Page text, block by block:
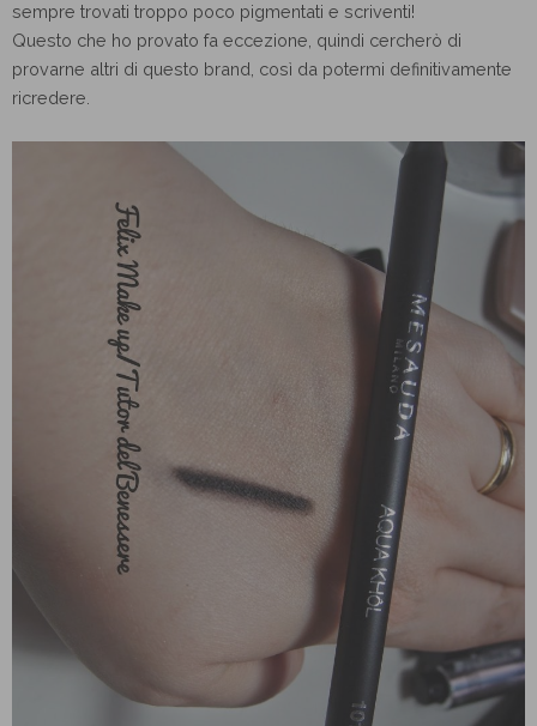
sempre trovati troppo poco pigmentati e scriventi!
Questo che ho provato fa eccezione, quindi cercherò di
provarne altri di questo brand, così da potermi definitivamente
ricredere.